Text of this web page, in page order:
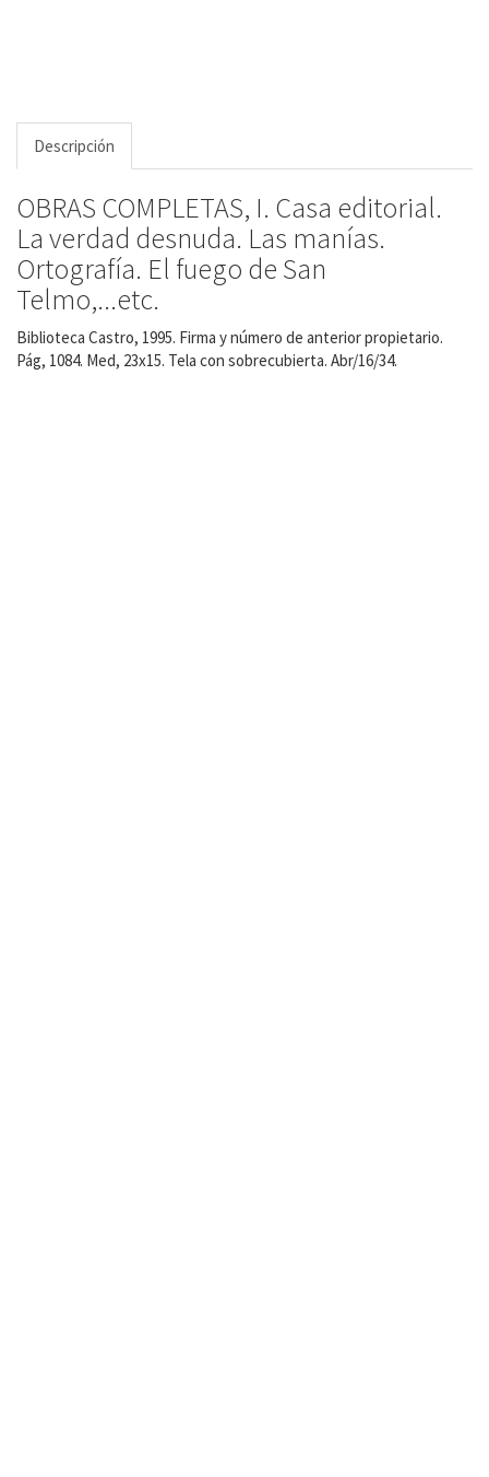
Descripción
OBRAS COMPLETAS, I. Casa editorial.
La verdad desnuda. Las manías.
Ortografía. El fuego de San
Telmo,...etc.
Biblioteca Castro, 1995. Firma y número de anterior propietario.
Pág, 1084. Med, 23x15. Tela con sobrecubierta. Abr/16/34.